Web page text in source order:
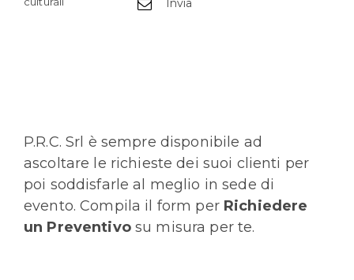
Invia
P.R.C. Srl è sempre disponibile ad
ascoltare le richieste dei suoi clienti per
poi soddisfarle al meglio in sede di
evento. Compila il form per Richiedere
un Preventivosu misura per te.